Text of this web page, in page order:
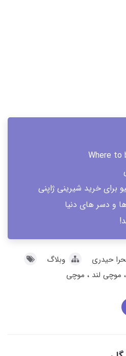
Where to
و دسر های دنیا
حیدری
وبلاگ
موچی لند موچی